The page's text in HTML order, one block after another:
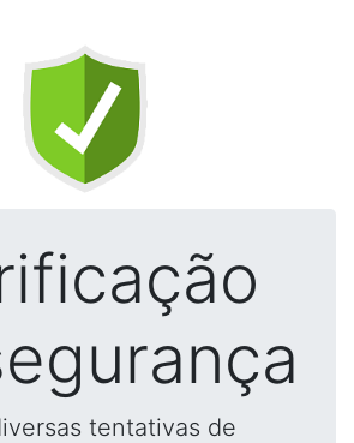
tentativas de